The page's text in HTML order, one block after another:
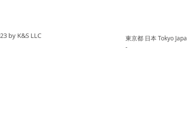
by ​K&S LLC
東京都 日本 Tokyo
-